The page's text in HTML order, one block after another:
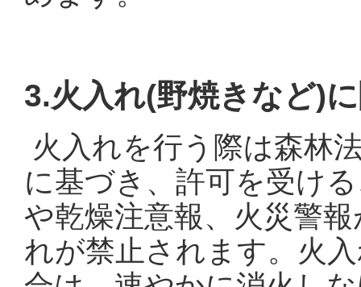
3.火入れ(野焼きなど)
火入れを行う際は森林
に基づき、許可を受け
や乾燥注意報、火災警
れが禁止されます。火